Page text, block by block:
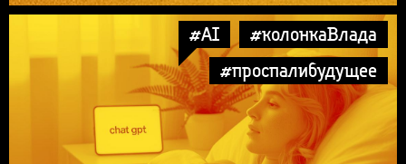
#AI
#колонкаВлада
#проспалибудущее